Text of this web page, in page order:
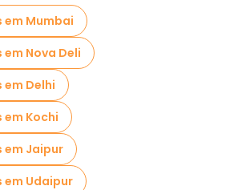
grupos em Varanasi
em Varanasi
em Varanasi
perto Dashashwamedh Ghat
Mumbai
Nova Deli
Delhi
Kochi
em Jaipur
Udaipur